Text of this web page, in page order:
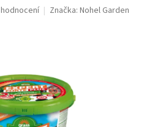
Značka: Nohel Garden